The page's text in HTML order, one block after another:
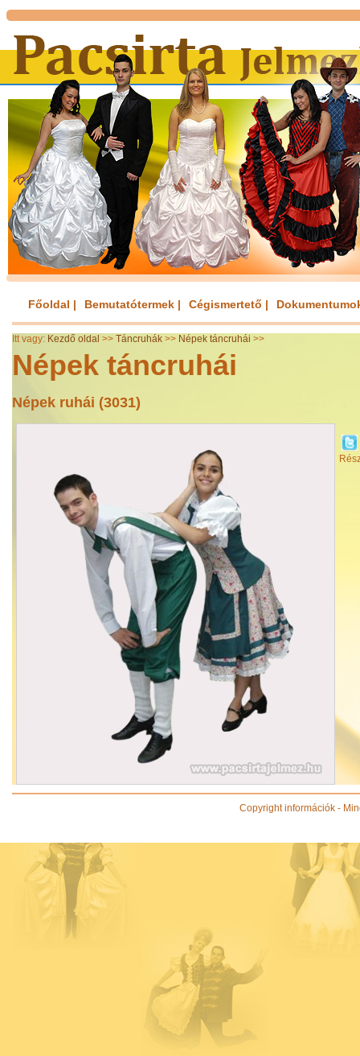
Főoldal | Bemutatótermek | Cégismertető |
Itt vagy: Kezdő oldal >> Táncruhák >> Népek táncruhái >>
Népek táncruhái
Népek ruhái (3031)
Copyright információk -